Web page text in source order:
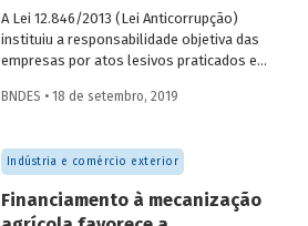
Por isso, deve-se levar em conta a
importância que decisões tomadas na
fase de estruturação terão ao longo de
todo o contrato e a gravidade das
consequências atreladas a decisões
A Lei 12.846/2013 (Lei Anticorrupção)
instituiu a responsabilidade objetiva das
empresas por atos lesivos praticados em
ela prevê a possibilidade de redução das
demonstrem possuir mecanismos e
procedimentos internos de integridade,
auditoria e incentivo à denúncia de
irregularidades, além da aplicação efetiva
BNDES • 18 de setembro, 2019
Indústria e comércio exterior
Financiamento à mecanização